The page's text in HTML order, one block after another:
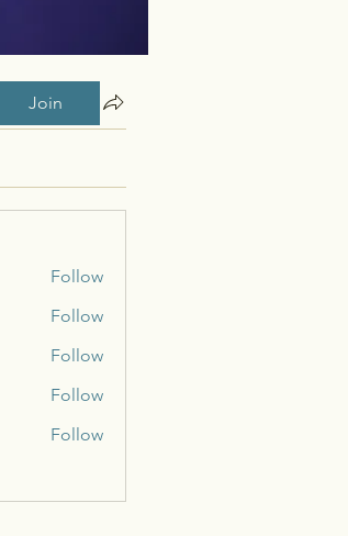
Join
Follow
Follow
Follow
Follow
Follow